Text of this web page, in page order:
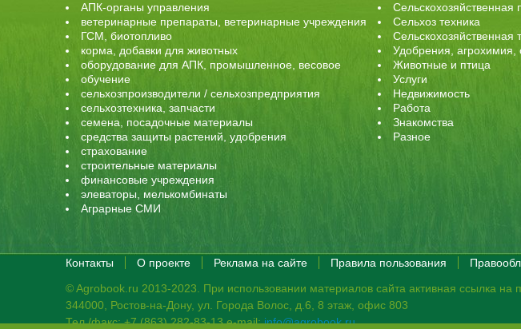
АПК-органы управления
ветеринарные препараты, ветеринарные учреждения
ГСМ, биотопливо
корма, добавки для животных
оборудование для АПК, промышленное, весовое
обучение
сельхозпроизводители / сельхозпредприятия
сельхозтехника, запчасти
семена, посадочные материалы
средства защиты растений, удобрения
страхование
строительные материалы
финансовые учреждения
элеваторы, мелькомбинаты
Аграрные СМИ
Сельскохозяйственная
Сельхоз техника
Сельскохозяйственная
Удобрения,
Животные и птица
Услуги
Недвижимость
Работа
Знакомства
Разное
Контакты О проекте Реклама на сайте Правила пользования
© Agrobook.ru 2013-2023. При использовании материалов сайта активная ссылка на
344000, Ростов-на-Дону, ул. Города Волос, д.6, 8 этаж, офис 803
Тел./факс: +7 (863) 282-83-13 e-mail:info@agrobook.ru